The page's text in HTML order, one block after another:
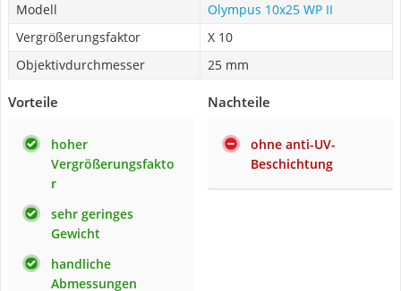
Modell
Olympus 10x25 WP II
Vergrößerungsfaktor
X 10
Objektivdurchmesser
25 mm
Vorteile
hoher
Vergrößerungsfakto
r
sehr geringes
Gewicht
handliche
Abmessungen
Nachteile
ohne anti-UV-
Beschichtung